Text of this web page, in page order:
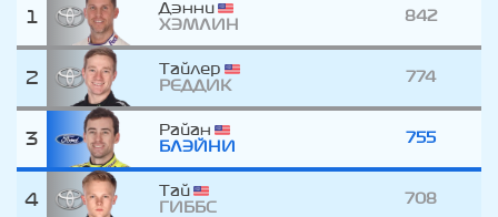
1
Дэнни
ХЭМЛИН
842
2
Тайлер
РЕДДИК
774
3
Райан
БЛЭЙНИ
755
4
Тай
ГИББС
708